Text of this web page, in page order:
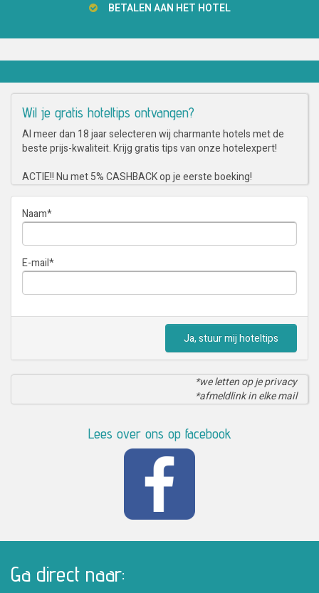
BETALEN AAN HET HOTEL
Wil je gratis hoteltips ontvangen?
Al meer dan 18 jaar selecteren wij charmante hotels met de
beste prijs-kwaliteit. Krijg gratis tips van onze hotelexpert!
ACTIE!! Nu met 5% CASHBACK op je eerste boeking!
Naam*
E-mail*
Ja, stuur mij hoteltips
*we letten op je privacy
*afmeldlink in elke mail
Lees over ons op facebook
Ga direct naar: